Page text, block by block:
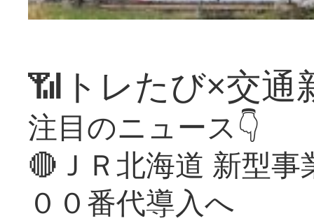
📶トレたび×交通
注目のニュース👇
🔴ＪＲ北海道 新型
００番代導入へ